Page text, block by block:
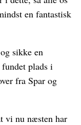
en fantastisk
sikke en
plads i
fra Spar og
vi nu næsten har